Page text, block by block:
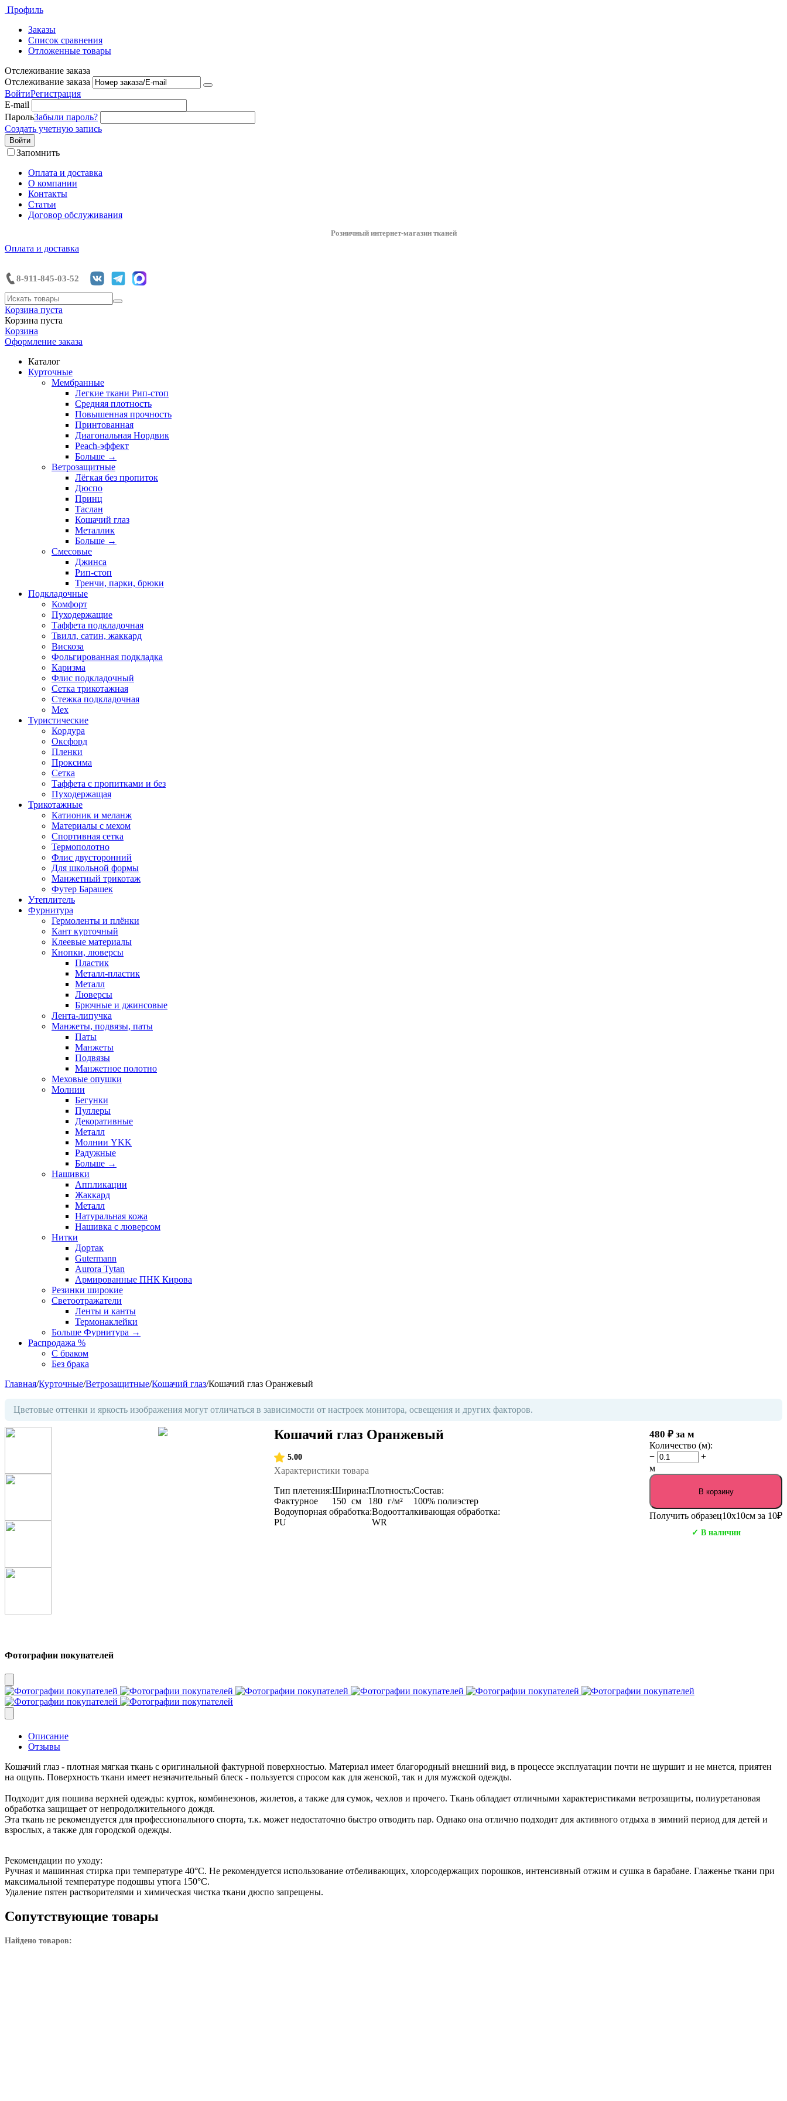
Профиль
Заказы
Список сравнения
Отложенные товары
Отслеживание заказа
Отслеживание заказа
ВойтиРегистрация
E-mail
ПарольЗабыли пароль?
Создать учетную запись
Войти
Запомнить
Оплата и доставка
О компании
Контакты
Статьи
Договор обслуживания
Розничный интернет-магазин тканей
Оплата и доставка
8-911-845-03-52
Корзина пуста
Корзина пуста
Корзина
Оформление заказа
Каталог
Курточные
Мембранные
Легкие ткани Рип-стоп
Средняя плотность
Повышенная прочность
Принтованная
Диагональная Нордвик
Peach-эффект
Больше →
Ветрозащитные
Лёгкая без пропиток
Дюспо
Принц
Таслан
Кошачий глаз
Металлик
Больше →
Смесовые
Джинса
Рип-стоп
Тренчи, парки, брюки
Подкладочные
Комфорт
Пуходержащие
Таффета подкладочная
Твилл, сатин, жаккард
Вискоза
Фольгированная подкладка
Каризма
Флис подкладочный
Сетка трикотажная
Стежка подкладочная
Мех
Туристические
Кордура
Оксфорд
Пленки
Проксима
Сетка
Таффета с пропитками и без
Пуходержащая
Трикотажные
Катионик и меланж
Материалы с мехом
Спортивная сетка
Термополотно
Флис двусторонний
Для школьной формы
Манжетный трикотаж
Футер Барашек
Утеплитель
Фурнитура
Гермоленты и плёнки
Кант курточный
Клеевые материалы
Кнопки, люверсы
Пластик
Металл-пластик
Металл
Люверсы
Брючные и джинсовые
Лента-липучка
Манжеты, подвязы, паты
Паты
Манжеты
Подвязы
Манжетное полотно
Меховые опушки
Молнии
Бегунки
Пуллеры
Декоративные
Металл
Молнии YKK
Радужные
Больше →
Нашивки
Аппликации
Жаккард
Металл
Натуральная кожа
Нашивка с люверсом
Нитки
Дортак
Gutermann
Aurora Tytan
Армированные ПНК Кирова
Резинки широкие
Светоотражатели
Ленты и канты
Термонаклейки
Больше Фурнитура →
Распродажа %
С браком
Без брака
Главная/Курточные/Ветрозащитные/Кошачий глаз/Кошачий глаз Оранжевый
Цветовые оттенки и яркость изображения могут отличаться в зависимости от настроек монитора, освещения и других факторов.
Кошачий глаз Оранжевый
5.00
Характеристики товара
Тип плетения:
Фактурное
Ширина:
150 см
Плотность:
180 г/м²
Состав:
100% полиэстер
Водоупорная обработка:
PU
Водоотталкивающая обработка:
WR
480 ₽ за м
Количество (м):
−
+
м
В корзину
Получить образец10х10см за 10₽
✓ В наличии
Фотографии покупателей
Описание
Отзывы
Кошачий глаз - плотная мягкая ткань с оригинальной фактурной поверхностью. Материал имеет благородный внешний вид, в процессе эксплуатации почти не шуршит и не мнется, приятен
на ощупь. Поверхность ткани имеет незначительный блеск - пользуется спросом как для женской, так и для мужской одежды.
Подходит для пошива верхней одежды: курток, комбинезонов, жилетов, а также для сумок, чехлов и прочего. Ткань обладает отличными характеристиками ветрозащиты, полиуретановая
обработка защищает от непродолжительного дождя.
Эта ткань не рекомендуется для профессионального спорта, т.к. может недостаточно быстро отводить пар. Однако она отлично подходит для активного отдыха в зимний период для детей и
взрослых, а также для городской одежды.
Рекомендации по уходу:
Ручная и машинная стирка при температуре 40°С. Не рекомендуется использование отбеливающих, хлорсодержащих порошков, интенсивный отжим и сушка в барабане. Глаженье ткани при
максимальной температуре подошвы утюга 150°С.
Удаление пятен растворителями и химическая чистка ткани дюспо запрещены.
Сопутствующие товары
Найдено товаров: